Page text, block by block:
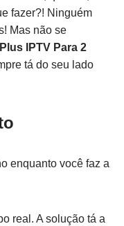
fazer?! Ninguém
Mas não se
IPTV Para 2
tá do seu lado
enquanto você faz a
real. A solução tá a